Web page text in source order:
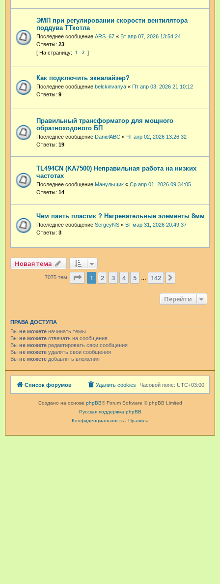
ЭМП при регулировании скорости вентилятора
поддува ТТкотла
Последнее сообщение ARS_67 « Вт апр 07, 2026 13:54:24
Ответы: 23
1 2
Как подключить эквалайзер?
Последнее сообщение belckinvanya « Пт апр 03, 2026 21:10:12
Ответы: 9
Правильный трансформатор для мощного
обратноходового БП
Последнее сообщение DanielABC « Чт апр 02, 2026 13:26:32
Ответы: 19
TL494CN (KA7500) Неправильная работа на низких
частотах
Последнее сообщение Манульщик « Ср апр 01, 2026 09:34:05
Ответы: 14
Чем паять пластик ? Нагревательные элементы 8мм
Последнее сообщение SergeyNS « Вт мар 31, 2026 20:49:37
Ответы: 3
Новая тема
7075 тем Страница из 142
1 2 3 4 5 142
Перейти
ПРАВА ДОСТУПА
Вы не можете начинать темы
Вы не можете отвечать на сообщения
Вы не можете редактировать свои сообщения
Вы не можете удалять свои сообщения
Вы не можете добавлять вложения
Список форумов Часовой пояс: UTC+03:00
Удалить cookies
Создано на основе phpBB® Forum Software © phpBB Limited
Русская поддержка phpBB
Конфиденциальность| Правила